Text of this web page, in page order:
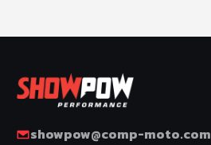
showpow@comp-moto.com